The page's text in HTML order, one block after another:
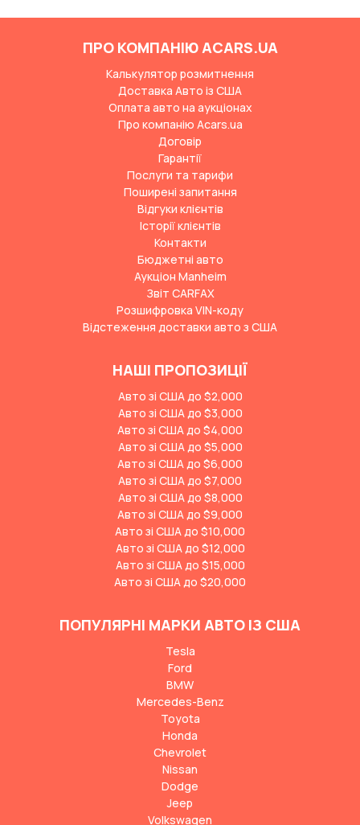
ПРО КОМПАНІЮ ACARS.UA
Калькулятор розмитнення
Доставка Авто із США
Оплата авто на аукціонах
Про компанію Acars.ua
Договір
Гарантії
Послуги та тарифи
Поширені запитання
Відгуки клієнтів
Історії клієнтів
Контакти
Бюджетні авто
Аукціон Manheim
Звіт CARFAX
Розшифровка VIN-коду
Відстеження доставки авто з США
НАШІ ПРОПОЗИЦІЇ
Авто зі США до $2,000
Авто зі США до $3,000
Авто зі США до $4,000
Авто зі США до $5,000
Авто зі США до $6,000
Авто зі США до $7,000
Авто зі США до $8,000
Авто зі США до $9,000
Авто зі США до $10,000
Авто зі США до $12,000
Авто зі США до $15,000
Авто зі США до $20,000
ПОПУЛЯРНІ МАРКИ АВТО ІЗ США
Tesla
Ford
BMW
Mercedes-Benz
Toyota
Honda
Chevrolet
Nissan
Dodge
Jeep
Volkswagen